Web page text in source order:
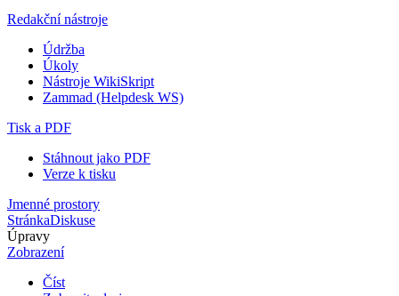
Redakční nástroje
Údržba
Úkoly
Nástroje WikiSkript
Zammad (Helpdesk WS)
Tisk a PDF
Stáhnout jako PDF
Verze k tisku
Jmenné prostory
StránkaDiskuse
Úpravy
Zobrazení
Číst